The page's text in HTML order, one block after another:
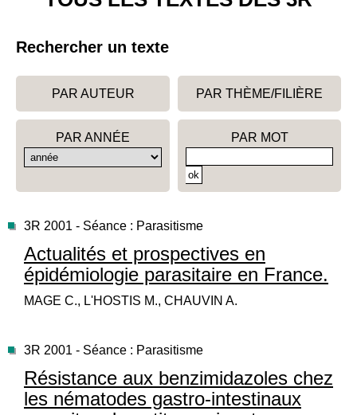
Rechercher un texte
PAR AUTEUR PAR THÈME/FILIÈRE
PAR ANNÉE PAR MOT
3R 2001 - Séance : Parasitisme
Actualités et prospectives en
épidémiologie parasitaire en France.
MAGE C., L'HOSTIS M., CHAUVIN A.
3R 2001 - Séance : Parasitisme
Résistance aux benzimidazoles chez
les nématodes gastro-intestinaux